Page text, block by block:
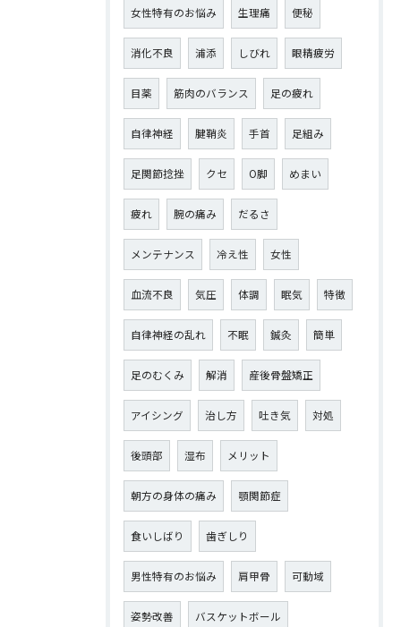
女性特有のお悩み 生理痛 便秘
消化不良 浦添 しびれ 眼精疲労
目薬 筋肉のバランス 足の疲れ
自律神経 腱鞘炎 手首 足組み
足関節捻挫 クセ O脚 めまい
疲れ 腕の痛み だるさ
メンテナンス 冷え性 女性
血流不良 気圧 体調 眠気 特徴
自律神経の乱れ 不眠 鍼灸 簡単
足のむくみ 解消 産後骨盤矯正
アイシング 治し方 吐き気 対処
後頭部 湿布 メリット
朝方の身体の痛み 顎関節症
食いしばり 歯ぎしり
男性特有のお悩み 肩甲骨 可動域
姿勢改善 バスケットボール